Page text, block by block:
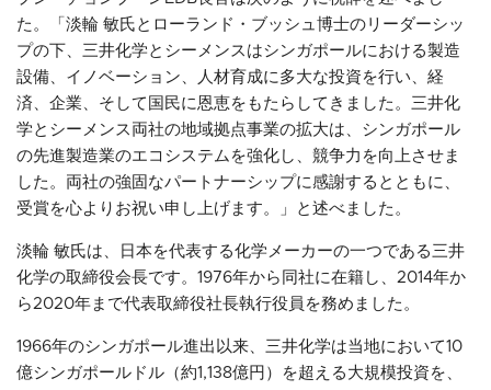
た。「淡輪 敏氏とローランド・ブッシュ博士のリーダーシッ
プの下、三井化学とシーメンスはシンガポールにおける製造
設備、イノベーション、人材育成に多大な投資を行い、経
済、企業、そして国民に恩恵をもたらしてきました。三井化
学とシーメンス両社の地域拠点事業の拡大は、シンガポール
の先進製造業のエコシステムを強化し、競争力を向上させま
した。両社の強固なパートナーシップに感謝するとともに、
受賞を心よりお祝い申し上げます。」と述べました。
淡輪 敏氏は、日本を代表する化学メーカーの一つである三井
化学の取締役会長です。1976年から同社に在籍し、2014年か
ら2020年まで代表取締役社長執行役員を務めました。
1966年のシンガポール進出以来、三井化学は当地において10
億シンガポールドル（約1,138億円）を超える大規模投資を、